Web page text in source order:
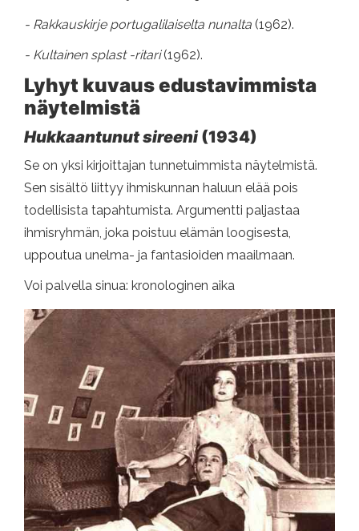
- Rakkauskirje portugalilaiselta nunalta (1962).
- Kultainen splast -ritari(1962).
Lyhyt kuvaus edustavimmista
näytelmistä
Hukkaantunut sireeni(1934)
Se on yksi kirjoittajan tunnetuimmista näytelmistä.
Sen sisältö liittyy ihmiskunnan haluun elää pois
todellisista tapahtumista. Argumentti paljastaa
ihmisryhmän, joka poistuu elämän loogisesta,
uppoutua unelma- ja fantasioiden maailmaan.
Voi palvella sinua: kronologinen aika